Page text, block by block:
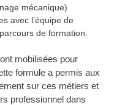
mécanique)
avec l’équipe de
de formation.
mobilisées pour
formule a permis aux
sur ces métiers et
professionnel dans